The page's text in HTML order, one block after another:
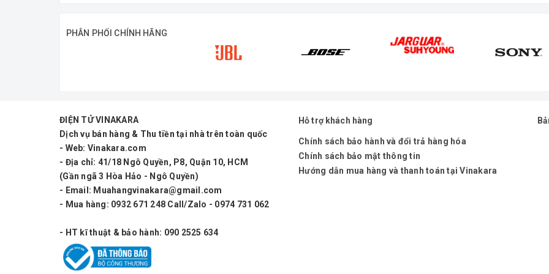
PHÂN PHỐI CHÍNH HÃNG
ĐIỆN TỬ VINAKARA
Dịch vụ bán hàng & Thu tiền tại nhà trên toàn quốc
- Web: Vinakara.com
- Địa chỉ: 41/18 Ngô Quyền, P8, Quận 10, HCM
(Gần ngã 3 Hòa Hảo - Ngô Quyền)
- Email: Muahangvinakara@gmail.com
- Mua hàng: 0932 671 248 Call/Zalo - 0974 731 062
- HT kĩ thuật & bảo hành: 090 2525 634
Hỗ trợ khách hàng
Chính sách bảo hành và đổi trả hàng hóa
Chính sách bảo mật thông tin
Hướng dẫn mua hàng và thanh toán tại Vinakara